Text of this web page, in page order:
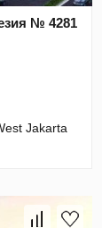
№ 4281
Jakarta